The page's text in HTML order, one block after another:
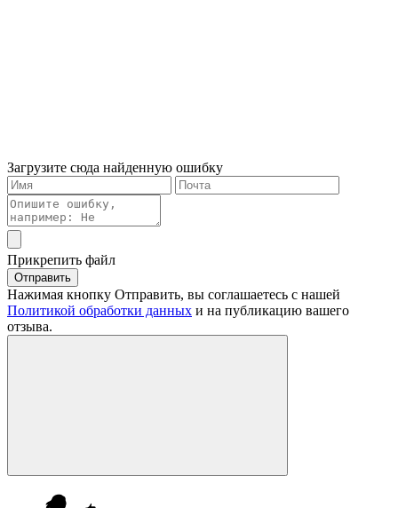
Загрузите сюда найденную ошибку
Прикрепить файл
Отправить
Нажимая кнопку Отправить, вы соглашаетесь с нашей
Политикой обработки данных и на публикацию вашего
отзыва.